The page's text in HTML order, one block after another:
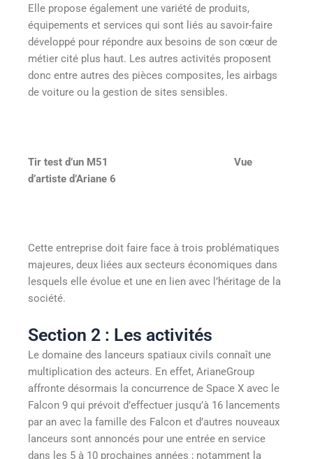
Elle propose également une variété de produits,
équipements et services qui sont liés au savoir-faire
développé pour répondre aux besoins de son cœur de
métier cité plus haut. Les autres activités proposent
donc entre autres des pièces composites, les airbags
de voiture ou la gestion de sites sensibles.
Tir test d’un M51 Vue
d’artiste d’Ariane 6
Cette entreprise doit faire face à trois problématiques
majeures, deux liées aux secteurs économiques dans
lesquels elle évolue et une en lien avec l’héritage de la
société.
Section 2 : Les activités
Le domaine des lanceurs spatiaux civils connaît une
multiplication des acteurs. En effet, ArianeGroup
affronte désormais la concurrence de Space X avec le
Falcon 9 qui prévoit d’effectuer jusqu’à 16 lancements
par an avec la famille des Falcon et d’autres nouveaux
lanceurs sont annoncés pour une entrée en service
dans les 5 à 10 prochaines années ; notamment la